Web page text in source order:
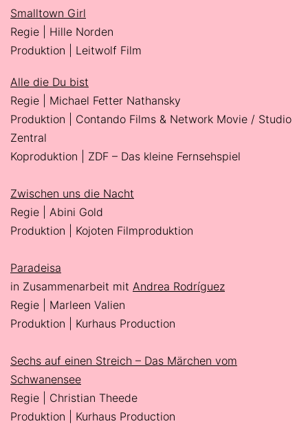
Smalltown Girl
Regie | Hille Norden
Produktion | Leitwolf Film
Alle die Du bist
Regie | Michael Fetter Nathansky
Produktion | Contando Films & Network Movie / Studio
Zentral
Koproduktion | ZDF – Das kleine Fernsehspiel
Zwischen uns die Nacht
Regie | Abini Gold
Produktion | Kojoten Filmproduktion
Paradeisa
in Zusammenarbeit mit Andrea Rodríguez
Regie | Marleen Valien
Produktion | Kurhaus Production
Sechs auf einen Streich – Das Märchen vom
Schwanensee
Regie | Christian Theede
Produktion | Kurhaus Production